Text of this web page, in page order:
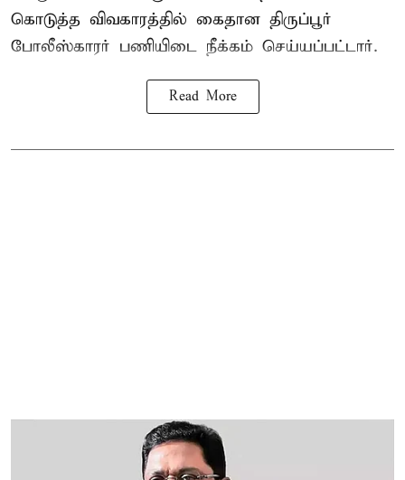
கொடுத்த விவகாரத்தில் கைதான திருப்பூர்
போலீஸ்காரர் பணியிடை நீக்கம் செய்யப்பட்டார்.
Read More